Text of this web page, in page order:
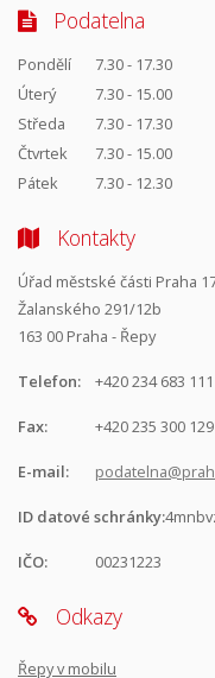
Podatelna
Pondělí
7.30 - 17.30
Úterý
7.30 - 15.00
Středa
7.30 - 17.30
Čtvrtek
7.30 - 15.00
Pátek
7.30 - 12.30
Kontakty
Úřad městské části Praha
Žalanského 291/12b
163 00 Praha - Řepy
Telefon: +420 234 683 111
Fax: +420 235 300 129
E-mail:
ID datové schránky:
IČO: 00231223
Odkazy
Řepy v mobilu